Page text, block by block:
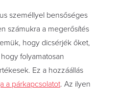
személlyel bensőséges
számukra a megerősítés
hogy dicsérjék őket,
folyamatosan
Ez a hozzáállás
a párkapcsolatot. Az ilyen